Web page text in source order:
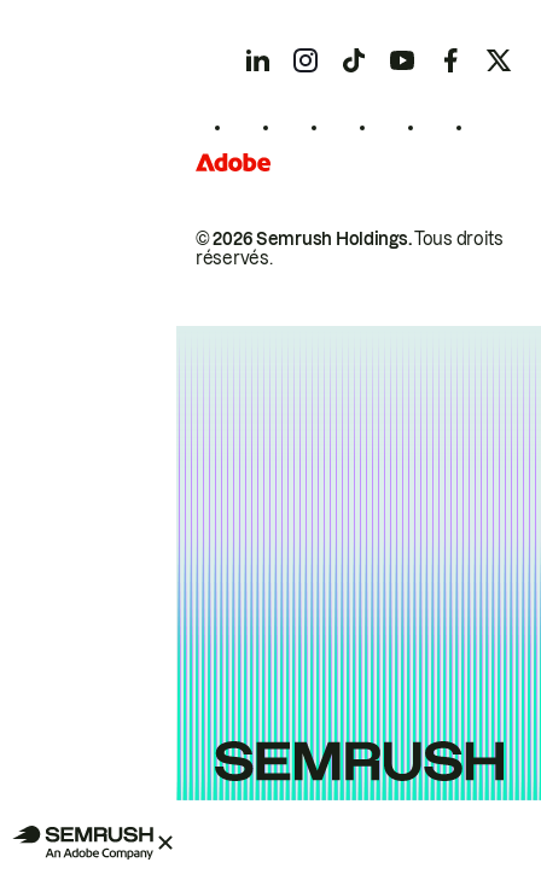
© 2026 Semrush Holdings.Tous droits
réservés.